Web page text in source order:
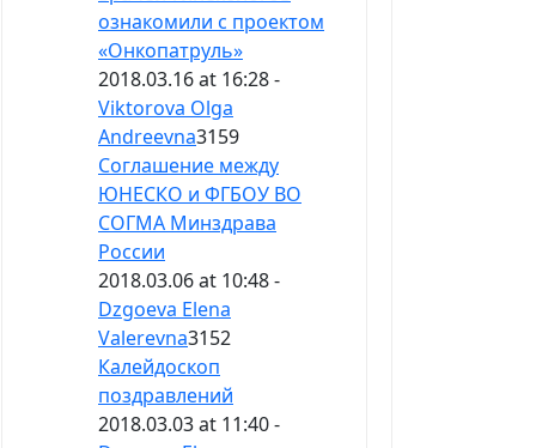
ознакомили с проектом
«Онкопатруль»
2018.03.16 at 16:28 -
Viktorova Olga
Andreevna3159
Соглашение между
ЮНЕСКО и ФГБОУ ВО
СОГМА Минздрава
России
2018.03.06 at 10:48 -
Dzgoeva Elena
Valerevna3152
Калейдоскоп
поздравлений
2018.03.03 at 11:40 -